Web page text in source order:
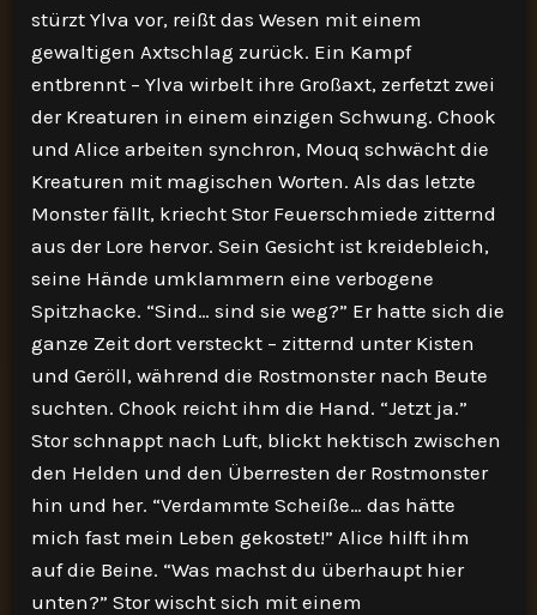
stürzt Ylva vor, reißt das Wesen mit einem
gewaltigen Axtschlag zurück. Ein Kampf
entbrennt – Ylva wirbelt ihre Großaxt, zerfetzt zwei
der Kreaturen in einem einzigen Schwung. Chook
und Alice arbeiten synchron, Mouq schwächt die
Kreaturen mit magischen Worten. Als das letzte
Monster fällt, kriecht Stor Feuerschmiede zitternd
aus der Lore hervor. Sein Gesicht ist kreidebleich,
seine Hände umklammern eine verbogene
Spitzhacke. “Sind… sind sie weg?” Er hatte sich die
ganze Zeit dort versteckt – zitternd unter Kisten
und Geröll, während die Rostmonster nach Beute
suchten. Chook reicht ihm die Hand. “Jetzt ja.”
Stor schnappt nach Luft, blickt hektisch zwischen
den Helden und den Überresten der Rostmonster
hin und her. “Verdammte Scheiße… das hätte
mich fast mein Leben gekostet!” Alice hilft ihm
auf die Beine. “Was machst du überhaupt hier
unten?” Stor wischt sich mit einem